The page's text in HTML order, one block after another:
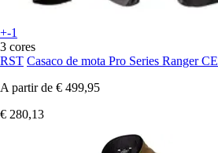
+-1
3 cores
RST Casaco de mota Pro Series Ranger CE
A partir de € 499,95
€ 280,13